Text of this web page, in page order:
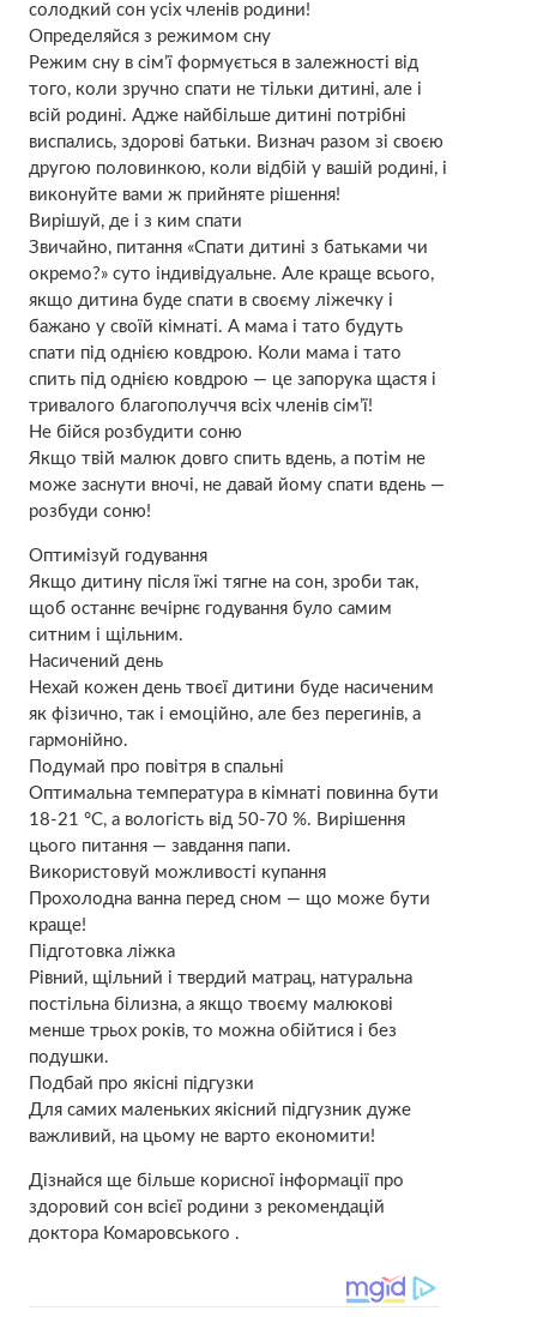
солодкий сон усіх членів родини!
Определяйся з режимом сну
Режим сну в сім’ї формується в залежності від
того, коли зручно спати не тільки дитині, але і
всій родині. Адже найбільше дитині потрібні
виспались, здорові батьки. Визнач разом зі своєю
другою половинкою, коли відбій у вашій родині, і
виконуйте вами ж прийняте рішення!
Вирішуй, де і з ким спати
Звичайно, питання «Спати дитині з батьками чи
окремо?» суто індивідуальне. Але краще всього,
якщо дитина буде спати в своєму ліжечку і
бажано у своїй кімнаті. А мама і тато будуть
спати під однією ковдрою. Коли мама і тато
спить під однією ковдрою — це запорука щастя і
тривалого благополуччя всіх членів сім’ї!
Не бійся розбудити соню
Якщо твій малюк довго спить вдень, а потім не
може заснути вночі, не давай йому спати вдень —
розбуди соню!
Оптимізуй годування
Якщо дитину після їжі тягне на сон, зроби так,
щоб останнє вечірнє годування було самим
ситним і щільним.
Насичений день
Нехай кожен день твоєї дитини буде насиченим
як фізично, так і емоційно, але без перегинів, а
гармонійно.
Подумай про повітря в спальні
Оптимальна температура в кімнаті повинна бути
18-21 °C, а вологість від 50-70 %. Вирішення
цього питання — завдання папи.
Використовуй можливості купання
Прохолодна ванна перед сном — що може бути
краще!
Підготовка ліжка
Рівний, щільний і твердий матрац, натуральна
постільна білизна, а якщо твоєму малюкові
менше трьох років, то можна обійтися і без
подушки.
Подбай про якісні підгузки
Для самих маленьких якісний підгузник дуже
важливий, на цьому не варто економити!
Дізнайся ще більше корисної інформації про
здоровий сон всієї родини з рекомендацій
доктора Комаровського .